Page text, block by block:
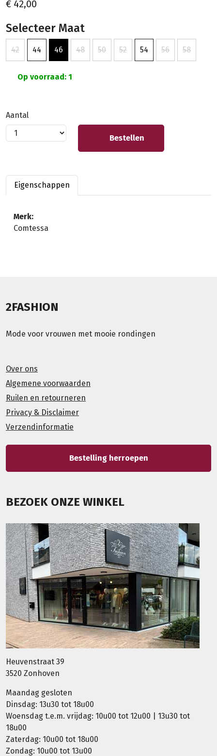
€ 42,00
Selecteer Maat
42 44 46 48 50 52 54 56 58
Op voorraad: 1
Aantal
Bestellen
Eigenschappen
Merk:
Comtessa
2FASHION
Mode voor vrouwen met mooie rondingen
Over ons
Algemene voorwaarden
Ruilen en retourneren
Privacy & Disclaimer
Verzendinformatie
Bestelling herroepen
BEZOEK ONZE WINKEL
Heuvenstraat 39
3520 Zonhoven
Maandag gesloten
Dinsdag: 13u30 tot 18u00
Woensdag t.e.m. vrijdag: 10u00 tot 12u00 | 13u30 tot
18u00
Zaterdag: 10u00 tot 18u00
Zondag: 10u00 tot 13u00